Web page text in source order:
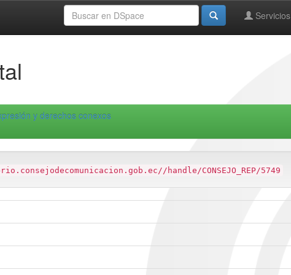
Servicios
y derechos conexos
handle/CONSEJO_REP/5749